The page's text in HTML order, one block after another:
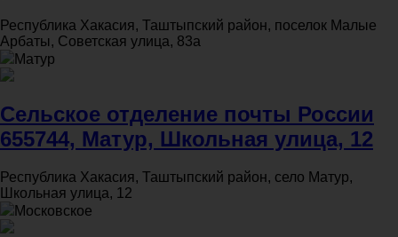
Республика Хакасия, Таштыпский район, поселок Малые
Арбаты, Советская улица, 83а
Матур
Сельское отделение почты России
655744, Матур, Школьная улица, 12
Республика Хакасия, Таштыпский район, село Матур,
Школьная улица, 12
Московское